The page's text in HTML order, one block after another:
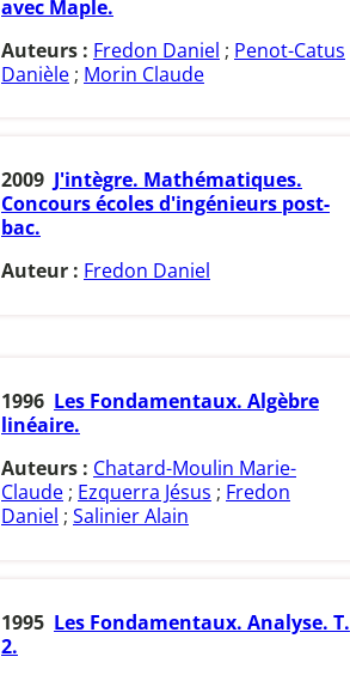
avec Maple.
Auteurs : Fredon Daniel ; Penot-Catus
Danièle ; Morin Claude
2009 J'intègre. Mathématiques.
Concours écoles d'ingénieurs post-
bac.
Auteur : Fredon Daniel
1996 Les Fondamentaux. Algèbre
linéaire.
Auteurs : Chatard-Moulin Marie-
Claude ; Ezquerra Jésus ; Fredon
Daniel ; Salinier Alain
1995 Les Fondamentaux. Analyse. T.
2.